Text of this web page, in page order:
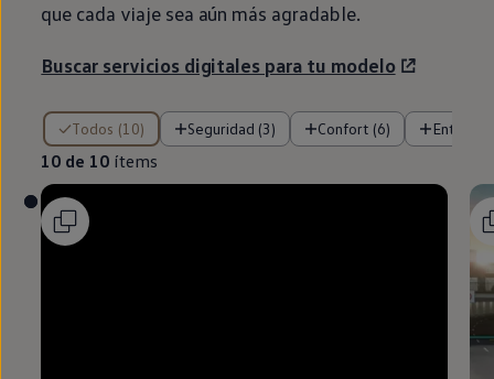
que cada viaje sea aún más agradable.
Buscar servicios digitales para tu modelo
Todos (10) Seguridad (3) Confort (6)
10 de 10 ítems
10 de 10 ítems